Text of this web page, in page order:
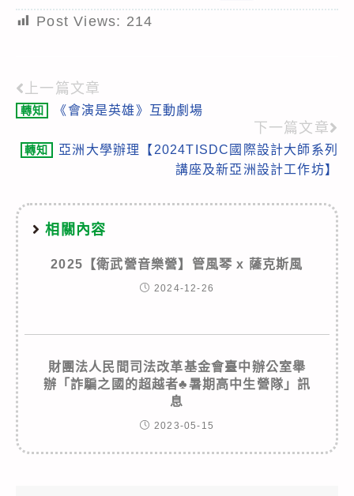
Post Views: 214
Read
more
articles
上一篇文章
轉知 《會演是英雄》互動劇場
下一篇文章
轉知
亞洲大學辦理【2024TISDC國際設計大師系列
講座及新亞洲設計工作坊】
相關內容
2025【衛武營音樂營】管風琴 x 薩克斯風
2024-12-26
財團法人民間司法改革基金會臺中辦公室舉
辦「詐騙之國的超越者♣暑期高中生營隊」訊
息
2023-05-15